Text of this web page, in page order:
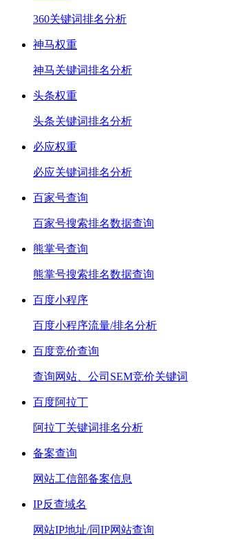
360关键词排名分析
神马权重
神马关键词排名分析
头条权重
头条关键词排名分析
必应权重
必应关键词排名分析
百家号查询
百家号搜索排名数据查询
熊掌号查询
熊掌号搜索排名数据查询
百度小程序
百度小程序流量/排名分析
百度竞价查询
查询网站、公司SEM竞价关键词
百度阿拉丁
阿拉丁关键词排名分析
备案查询
网站工信部备案信息
IP反查域名
网站IP地址/同IP网站查询